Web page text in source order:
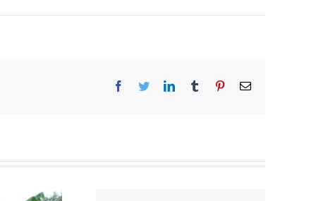
Facebook
TwitterLinkedInTumblr PinterestEmail